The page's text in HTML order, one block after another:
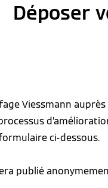
Déposer
Viessmann
ci-dessous.
publié